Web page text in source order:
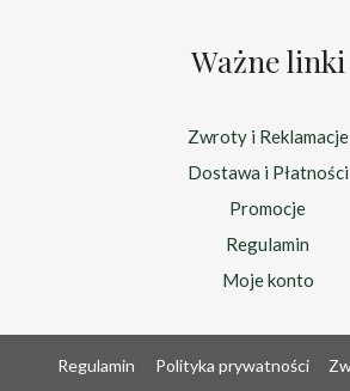
Ważne linki
Zwroty i Reklamacje
Dostawa i Płatności
Promocje
Regulamin
Moje konto
Regulamin Polityka prywatności